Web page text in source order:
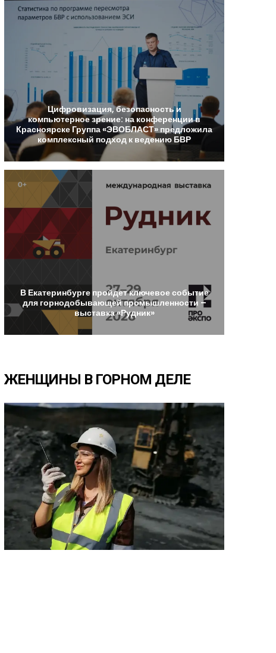
Цифровизация,безопасностьи
компьютерноезрение: на конференциив
Красноярске Группа«ЭВОБЛАСТ» предложила
комплексный подход к ведению БВР
В Екатеринбурге пройдетключевоесобытие
для горнодобывающейпромышленности –
выставка«Рудник»
ЖЕНЩИНЫ В ГОРНОМ ДЕЛЕ